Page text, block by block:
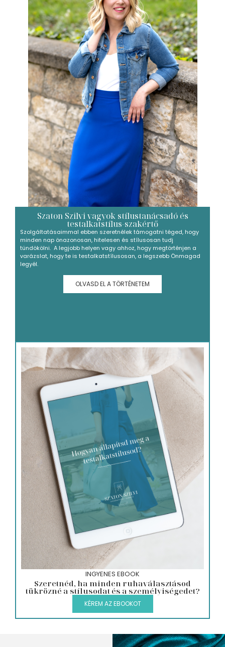
Szaton Szilvi vagyok stílustanácsadó és
testalkatstílus-szakértő
Szolgáltatásaimmal ebben szeretnélek támogatni téged, hogy
minden nap önazonosan, hitelesen és stílusosan tudj
tündökölni. A legjobb helyen vagy ahhoz, hogy megtörténjen a
varázslat, hogy te is testalkatstílusosan, a legszebb Önmagad
legyél.
OLVASD EL A TÖRTÉNETEM
INGYENES EBOOK
Szeretnéd, ha minden ruhaválasztásod
tükrözné a stílusodat és a személyiségedet?
KÉREM AZ EBOOKOT